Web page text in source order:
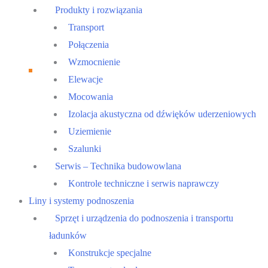
Produkty i rozwiązania
Transport
Połączenia
Wzmocnienie
Elewacje
Mocowania
Izolacja akustyczna od dźwięków uderzeniowych
Uziemienie
Szalunki
Serwis – Technika budowowlana
Kontrole techniczne i serwis naprawczy
Liny i systemy podnoszenia
Sprzęt i urządzenia do podnoszenia i transportu
ładunków
Konstrukcje specjalne